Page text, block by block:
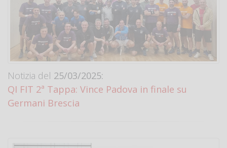
Notizia del 25/03/2025:
QI FIT 2ª Tappa: Vince Padova in finale su
Germani Brescia